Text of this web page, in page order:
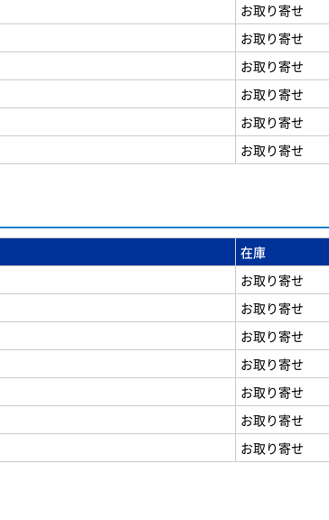
お取り寄せ
お取り寄せ
お取り寄せ
お取り寄せ
お取り寄せ
お取り寄せ
在庫
お取り寄せ
お取り寄せ
お取り寄せ
お取り寄せ
お取り寄せ
お取り寄せ
お取り寄せ